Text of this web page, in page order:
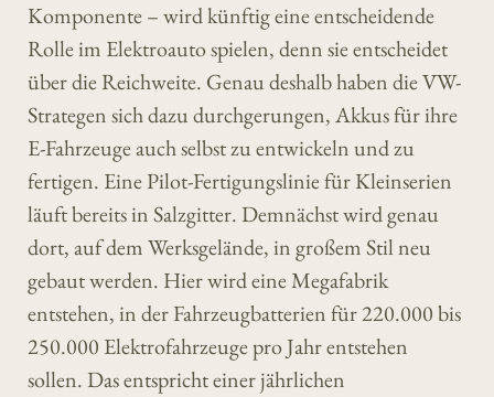
Komponente – wird künftig eine entscheidende
Rolle im Elektroauto spielen, denn sie entscheidet
über die Reichweite. Genau deshalb haben die VW-
Strategen sich dazu durchgerungen, Akkus für ihre
E-Fahrzeuge auch selbst zu entwickeln und zu
fertigen. Eine Pilot-Fertigungslinie für Kleinserien
läuft bereits in Salzgitter. Demnächst wird genau
dort, auf dem Werksgelände, in großem Stil neu
gebaut werden. Hier wird eine Megafabrik
entstehen, in der Fahrzeugbatterien für 220.000 bis
250.000 Elektrofahrzeuge pro Jahr entstehen
sollen. Das entspricht einer jährlichen